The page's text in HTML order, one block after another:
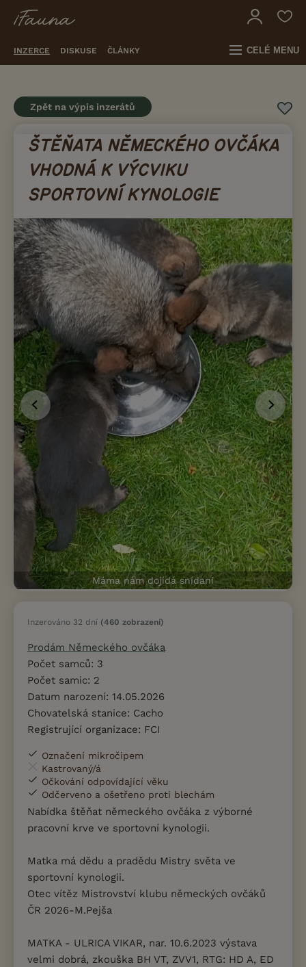
INZERCE DISKUSE ČLÁNKY CELÉ MENU
Zpět na výpis inzerátů
Inzerováno 32 dní (460 zobrazení)
Prodám Německého ovčáka
Počet samců: 3
Počet samic: 2
Datum narození: 14.05.2026
Chovatelská stanice: Cacho
Registrující organizace: FCI
Označení mikročipem
Kastrovaný/á
Očkování odpovídající věku
Odčerveno a ošetřeno proti blechám
Nabídka štěňat německého ovčáka z výborné
pracovní krve ve sportovní kynologii.
Matka má dědu a pradědu Mistry světa ve
sportovní kynologii.
Otec vítěz Mistrovství klubu německých ovčáků
ČR 2026-M.Pejša
MATKA - ULRICA VIKAR, nar. 10.6.2023 výstava
velmi dobrá, zkouška BH VT, ZVV1, RTG: HD A, ED
ŠTĚŇATA NĚMECKÉHO OVČÁKA
VHODNÁ K VÝCVIKU
SPORTOVNÍ KYNOLOGIE
Máma nám dojídá snídani